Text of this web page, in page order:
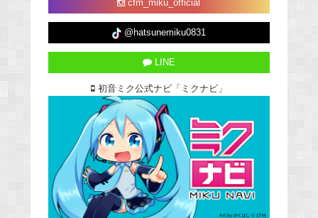
cfm_miku_official
@hatsunemiku0831
LINE
初音ミク公式ナビ「ミクナビ」